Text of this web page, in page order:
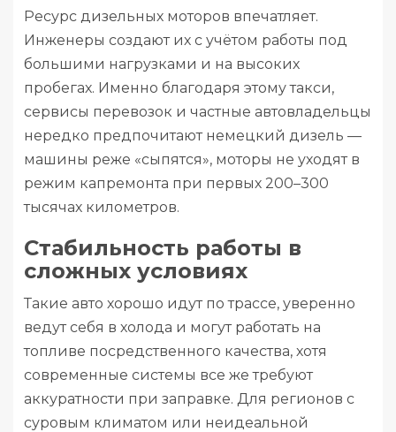
Ресурс дизельных моторов впечатляет.
Инженеры создают их с учётом работы под
большими нагрузками и на высоких
пробегах. Именно благодаря этому такси,
сервисы перевозок и частные автовладельцы
нередко предпочитают немецкий дизель —
машины реже «сыпятся», моторы не уходят в
режим капремонта при первых 200–300
тысячах километров.
Стабильность работы в
сложных условиях
Такие авто хорошо идут по трассе, уверенно
ведут себя в холода и могут работать на
топливе посредственного качества, хотя
современные системы все же требуют
аккуратности при заправке. Для регионов с
суровым климатом или неидеальной